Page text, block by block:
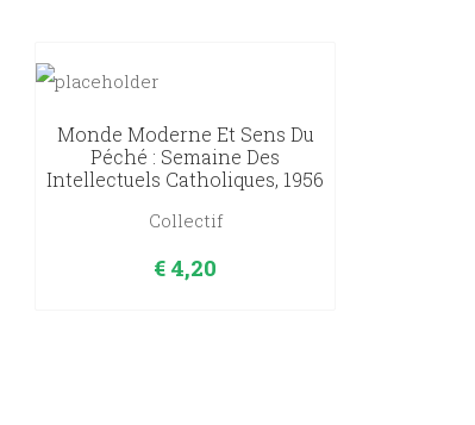
Monde Moderne Et Sens Du
Péché : Semaine Des
Intellectuels Catholiques, 1956
Collectif
€ 4,20